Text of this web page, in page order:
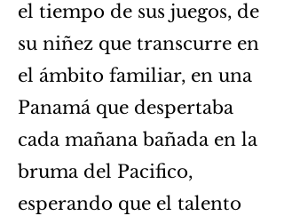
el tiempo de sus juegos, de
su niñez que transcurre en
el ámbito familiar, en una
Panamá que despertaba
cada mañana bañada en la
bruma del Pacifico,
esperando que el talento